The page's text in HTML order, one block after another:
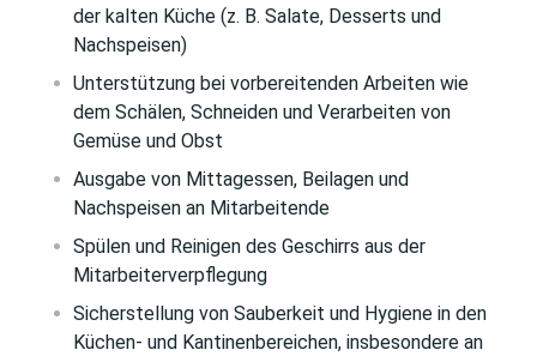
der kalten Küche (z. B. Salate, Desserts und
Nachspeisen)
Unterstützung bei vorbereitenden Arbeiten wie
dem Schälen, Schneiden und Verarbeiten von
Gemüse und Obst
Ausgabe von Mittagessen, Beilagen und
Nachspeisen an Mitarbeitende
Spülen und Reinigen des Geschirrs aus der
Mitarbeiterverpflegung
Sicherstellung von Sauberkeit und Hygiene in den
Küchen- und Kantinenbereichen, insbesondere an